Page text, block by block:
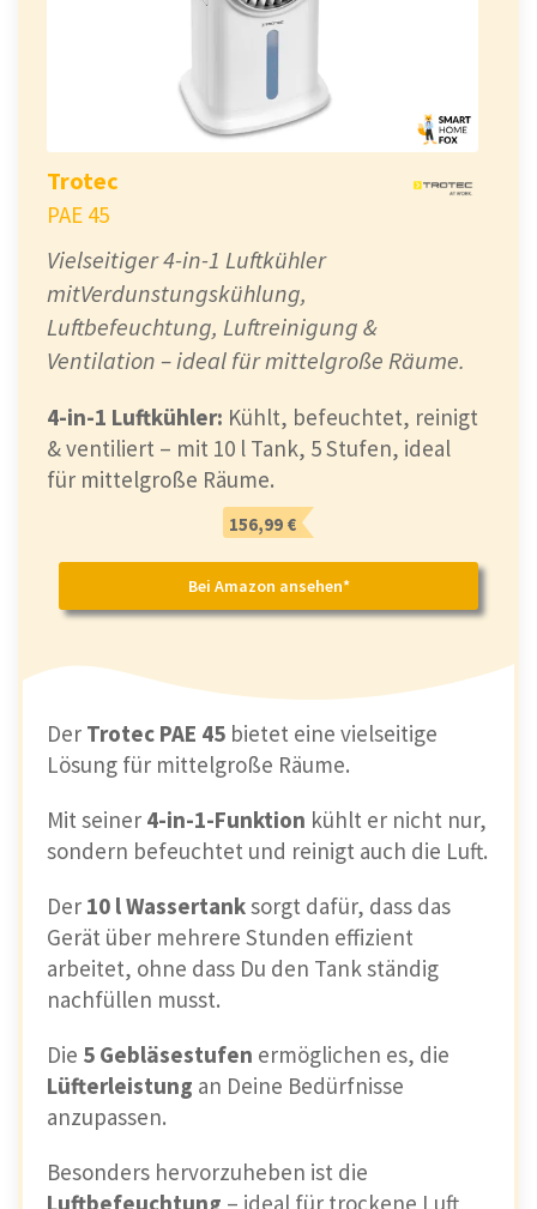
Trotec
PAE 45
Vielseitiger 4-in-1 Luftkühler
mitVerdunstungskühlung,
Luftbefeuchtung, Luftreinigung &
Ventilation – ideal für mittelgroße Räume.
4-in-1 Luftkühler: Kühlt, befeuchtet, reinigt
& ventiliert – mit 10 l Tank, 5 Stufen, ideal
für mittelgroße Räume.
156,99 €
Bei Amazon ansehen*
Der Trotec PAE 45 bietet eine vielseitige
Lösung für mittelgroße Räume.
Mit seiner 4-in-1-Funktion kühlt er nicht nur,
sondern befeuchtet und reinigt auch die Luft.
Der 10 l Wassertanksorgt dafür, dass das
Gerät über mehrere Stunden effizient
arbeitet, ohne dass Du den Tank ständig
nachfüllen musst.
Die 5 Gebläsestufen ermöglichen es, die
Lüfterleistung an Deine Bedürfnisse
anzupassen.
Besonders hervorzuheben ist die
Luftbefeuchtung – ideal für trockene Luft